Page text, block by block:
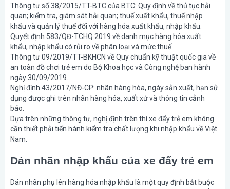
Thông tư số 38/2015/TT-BTC của BTC: Quy định về thủ tục hải
quan; kiểm tra, giám sát hải quan; thuế xuất khẩu, thuế nhập
khẩu và quản lý thuế đối với hàng hóa xuất khẩu, nhập khẩu.
Quyết định 583/QĐ-TCHQ 2019 về danh mục hàng hóa xuất
khẩu, nhập khẩu có rủi ro về phân loại và mức thuế.
Thông tư 09/2019/TT-BKHCN về Quy chuẩn kỹ thuật quốc gia về
an toàn đồ chơi trẻ em do Bộ Khoa học và Công nghệ ban hành
ngày 30/09/2019.
Nghị định 43/2017/NĐ-CP: nhãn hàng hóa, ngày sản xuất, hạn sử
dụng được ghi trên nhãn hàng hóa, xuất xứ và thông tin cảnh
báo.
Dựa trên những thông tư, nghị định trên thì xe đẩy trẻ em không
cần thiết phải tiến hành kiểm tra chất lượng khi nhập khẩu về Việt
Nam.
Dán nhãn nhập khẩu của xe đẩy trẻ em
Dán nhãn phụ lên hàng hóa nhập khẩu là một quy định bắt buộc